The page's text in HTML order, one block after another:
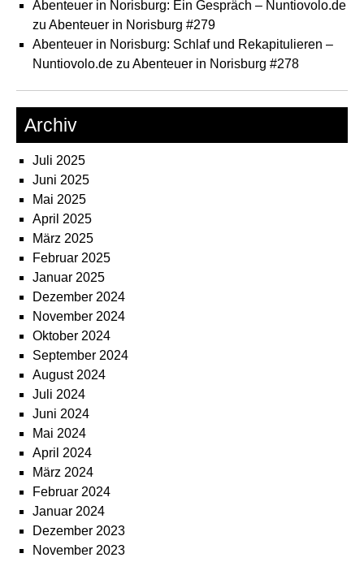
Abenteuer in Norisburg: Ein Gespräch – Nuntiovolo.de
zu Abenteuer in Norisburg #279
Abenteuer in Norisburg: Schlaf und Rekapitulieren –
Nuntiovolo.de zu Abenteuer in Norisburg #278
Archiv
Juli 2025
Juni 2025
Mai 2025
April 2025
März 2025
Februar 2025
Januar 2025
Dezember 2024
November 2024
Oktober 2024
September 2024
August 2024
Juli 2024
Juni 2024
Mai 2024
April 2024
März 2024
Februar 2024
Januar 2024
Dezember 2023
November 2023